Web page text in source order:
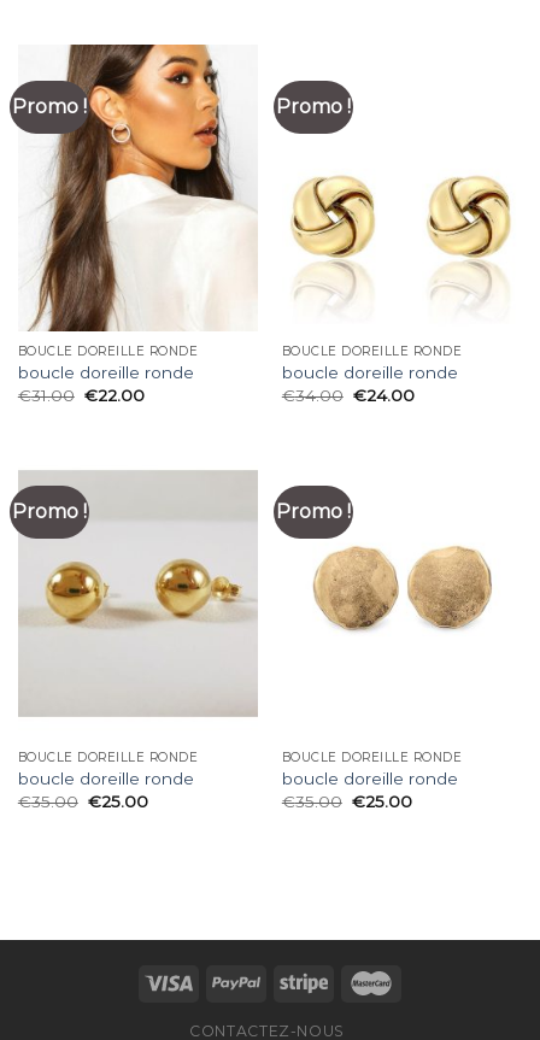
Promo !
BOUCLE DOREILLE RONDE
boucle doreille ronde
€31.00 €22.00
Promo !
BOUCLE DOREILLE RONDE
boucle doreille ronde
€34.00 €24.00
Promo !
BOUCLE DOREILLE RONDE
boucle doreille ronde
€35.00 €25.00
Promo !
BOUCLE DOREILLE RONDE
boucle doreille ronde
€35.00 €25.00
CONTACTEZ-NOUS